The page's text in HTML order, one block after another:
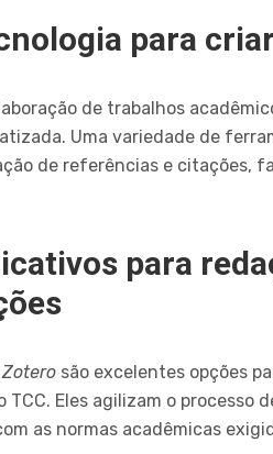
para
de trabalhos
Uma variedade de
de referências e citações,
para
Zotero são excelentes opções
Eles agilizam o processo
as normas acadêmicas